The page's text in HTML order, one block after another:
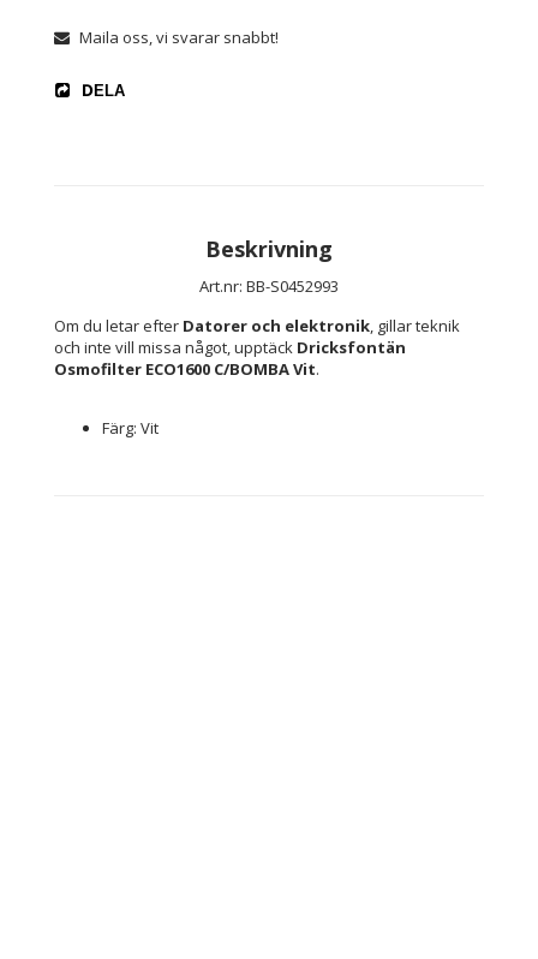
Maila oss, vi svarar snabbt!
DELA
Beskrivning
Art.nr: BB-S0452993
Om du letar efter Datorer och elektronik, gillar teknik
och inte vill missa något, upptäck Dricksfontän
Osmofilter ECO1600 C/BOMBA Vit.
Färg: Vit